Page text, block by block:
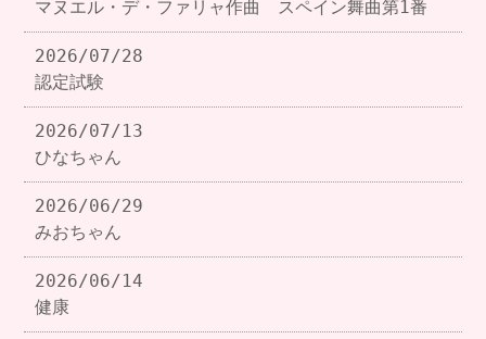
マヌエル・デ・ファリャ作曲 スペイン舞曲第1番
2026/07/28
認定試験
2026/07/13
ひなちゃん
2026/06/29
みおちゃん
2026/06/14
健康